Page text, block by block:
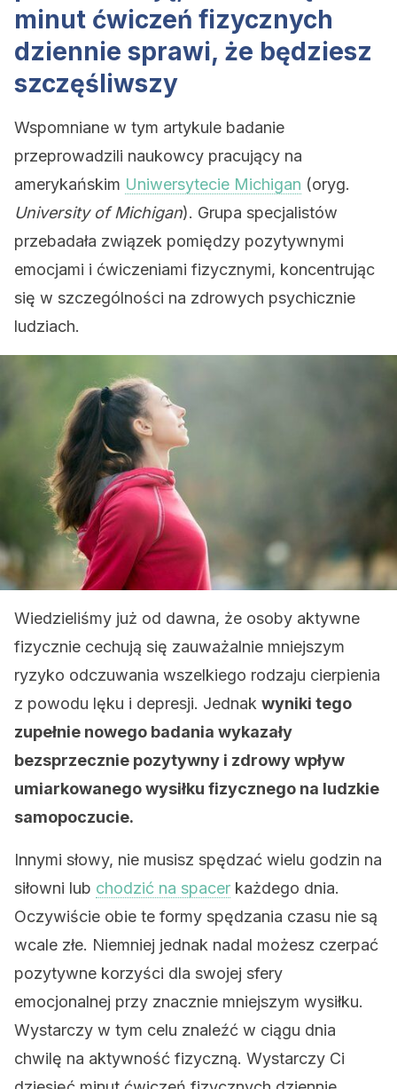
minut ćwiczeń fizycznych
dziennie sprawi, że będziesz
szczęśliwszy
Wspomniane w tym artykule badanie
przeprowadzili naukowcy pracujący na
amerykańskim Uniwersytecie Michigan (oryg.
University of Michigan). Grupa specjalistów
przebadała związek pomiędzy pozytywnymi
emocjami i ćwiczeniami fizycznymi, koncentrując
się w szczególności na zdrowych psychicznie
ludziach.
Wiedzieliśmy już od dawna, że osoby aktywne
fizycznie cechują się zauważalnie mniejszym
ryzyko odczuwania wszelkiego rodzaju cierpienia
z powodu lęku i depresji. Jednak wyniki tego
zupełnie nowego badania wykazały
bezsprzecznie pozytywny i zdrowy wpływ
umiarkowanego wysiłku fizycznego na ludzkie
samopoczucie.
Innymi słowy, nie musisz spędzać wielu godzin na
siłowni lub chodzić na spacer każdego dnia.
Oczywiście obie te formy spędzania czasu nie są
wcale złe. Niemniej jednak nadal możesz czerpać
pozytywne korzyści dla swojej sfery
emocjonalnej przy znacznie mniejszym wysiłku.
Wystarczy w tym celu znaleźć w ciągu dnia
chwilę na aktywność fizyczną. Wystarczy Ci